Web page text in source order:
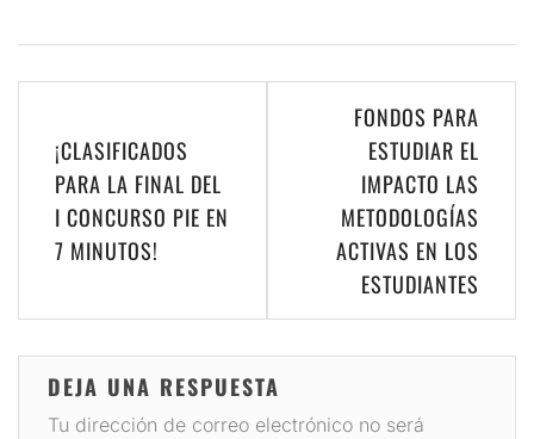
entradas
¡CLASIFICADOS
PARA LA FINAL DEL
I CONCURSO PIE EN
7 MINUTOS!
FONDOS PARA
ESTUDIAR EL
IMPACTO LAS
METODOLOGÍAS
ACTIVAS EN LOS
ESTUDIANTES
DEJA UNA RESPUESTA
Tu dirección de correo electrónico no será